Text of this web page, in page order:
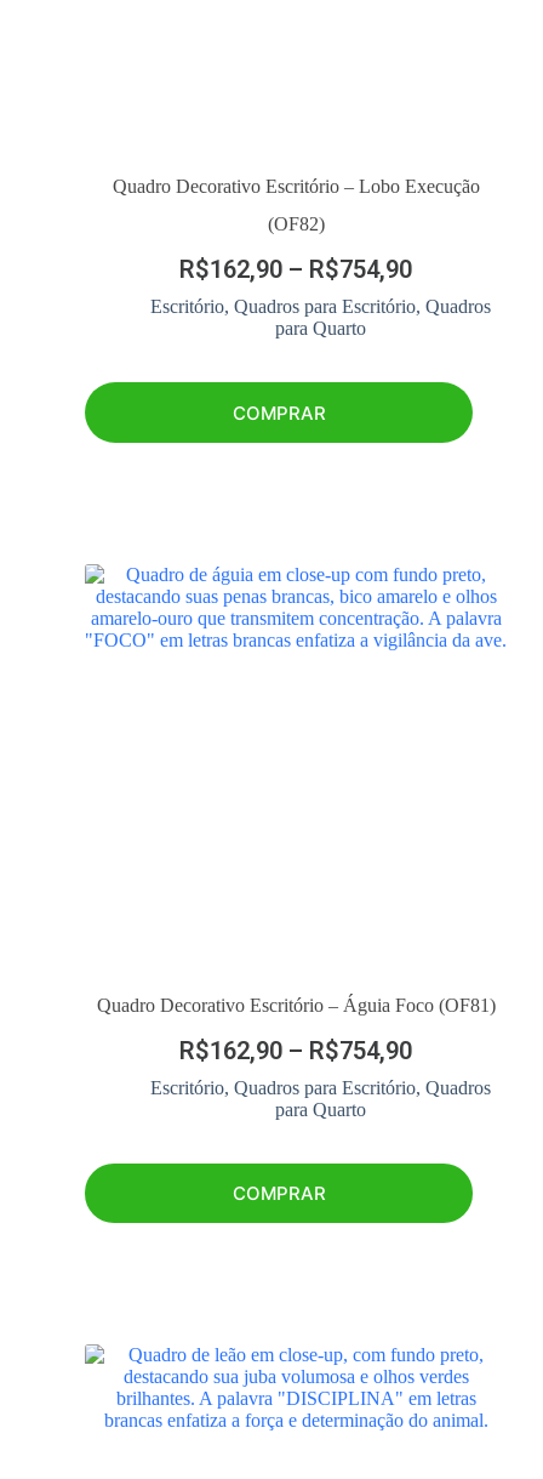
Quadro Decorativo Escritório – Lobo Execução
(OF82)
R$162,90 – R$754,90
Escritório, Quadros para Escritório, Quadros
para Quarto
COMPRAR
Quadro Decorativo Escritório – Águia Foco (OF81)
R$162,90 – R$754,90
Escritório, Quadros para Escritório, Quadros
para Quarto
COMPRAR